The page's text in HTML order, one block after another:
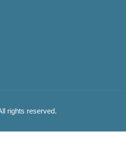
rights reserved.